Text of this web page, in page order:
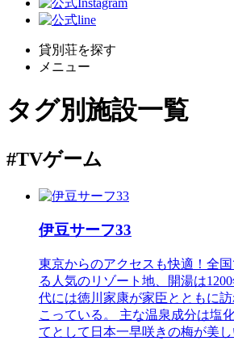
貸別荘を探す
メニュー
タグ別施設一覧
#TVゲーム
伊豆サーフ33
東京からのアクセスも快適！全
る人気のリゾート地、開湯は
代には徳川家康が家臣とともに
こっている。 主な温泉成分は塩
てとして日本一早咲きの梅が美